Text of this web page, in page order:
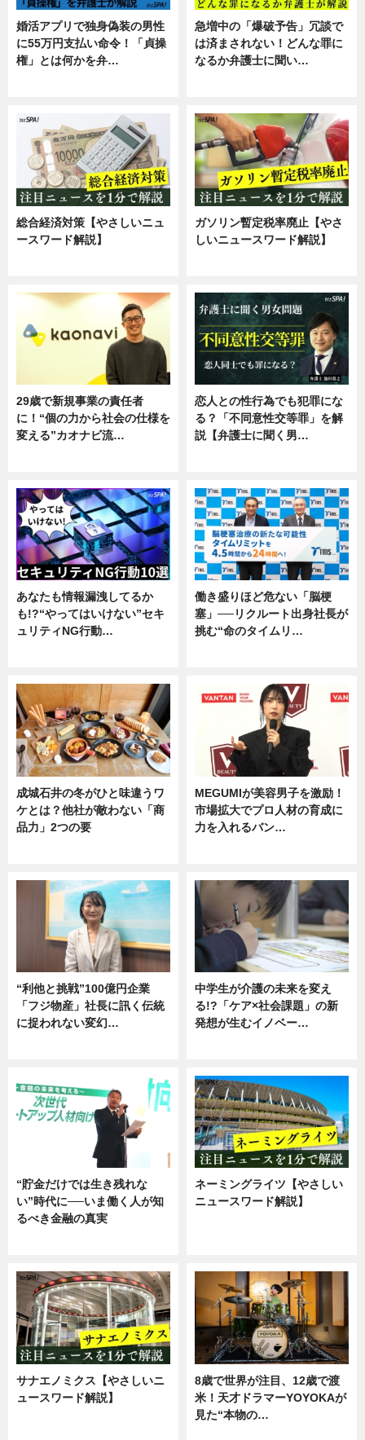
婚活アプリで独身偽装の男性
に55万円支払い命令！「貞操
権」とは何かを弁…
急増中の「爆破予告」冗談で
は済まされない！どんな罪に
なるか弁護士に聞い…
総合経済対策【やさしいニュ
ースワード解説】
ガソリン暫定税率廃止【やさ
しいニュースワード解説】
29歳で新規事業の責任者
に！“個の力から社会の仕様を
変える”カオナビ流…
恋人との性行為でも犯罪にな
る？「不同意性交等罪」を解
説【弁護士に聞く男…
あなたも情報漏洩してるか
も!?“やってはいけない”セキ
ュリティNG行動…
働き盛りほど危ない「脳梗
塞」──リクルート出身社長が
挑む“命のタイムリ…
成城石井の冬がひと味違うワ
ケとは？他社が敵わない「商
品力」2つの要
MEGUMIが美容男子を激励！
市場拡大でプロ人材の育成に
力を入れるバン…
“利他と挑戦”100億円企業
「フジ物産」社長に訊く伝統
に捉われない変幻…
中学生が介護の未来を変え
る!?「ケア×社会課題」の新
発想が生むイノベー…
“貯金だけでは生き残れな
い”時代に──いま働く人が知
るべき金融の真実
ネーミングライツ【やさしい
ニュースワード解説】
サナエノミクス【やさしいニ
ュースワード解説】
8歳で世界が注目、12歳で渡
米！天才ドラマーYOYOKAが
見た“本物の…